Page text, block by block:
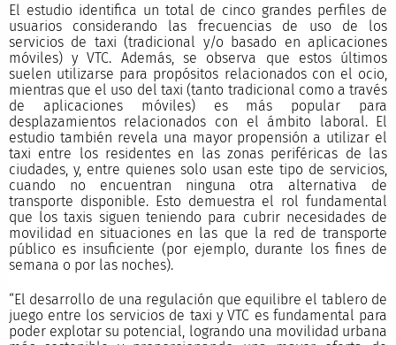
El estudio identifica un total de cinco grandes perfiles de
usuarios considerando las frecuencias de uso de los
servicios de taxi (tradicional y/o basado en aplicaciones
móviles) y VTC. Además, se observa que estos últimos
suelen utilizarse para propósitos relacionados con el ocio,
mientras que el uso del taxi (tanto tradicional como a través
de aplicaciones móviles) es más popular para
desplazamientos relacionados con el ámbito laboral. El
estudio también revela una mayor propensión a utilizar el
taxi entre los residentes en las zonas periféricas de las
ciudades, y, entre quienes solo usan este tipo de servicios,
cuando no encuentran ninguna otra alternativa de
transporte disponible. Esto demuestra el rol fundamental
que los taxis siguen teniendo para cubrir necesidades de
movilidad en situaciones en las que la red de transporte
público es insuficiente (por ejemplo, durante los fines de
semana o por las noches).
“El desarrollo de una regulación que equilibre el tablero de
juego entre los servicios de taxi y VTC es fundamental para
poder explotar su potencial, logrando una movilidad urbana